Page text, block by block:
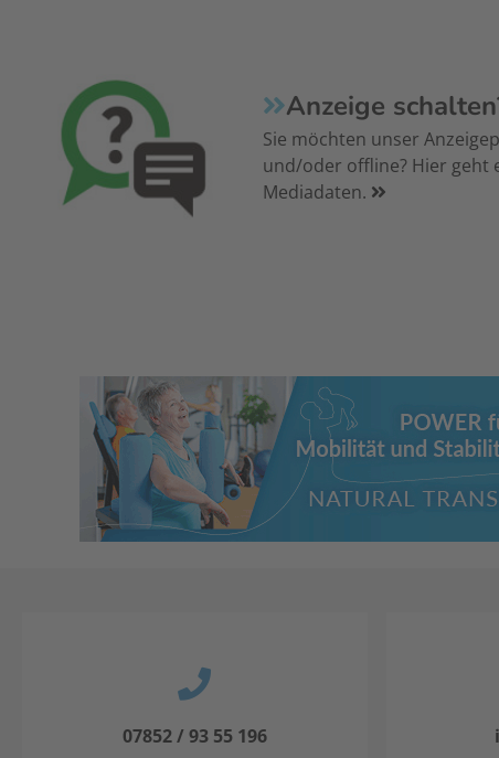
Anzeige
Sie möchten unser
und/oder offline? Hier geht
Mediadaten.
07852 / 93 55 196